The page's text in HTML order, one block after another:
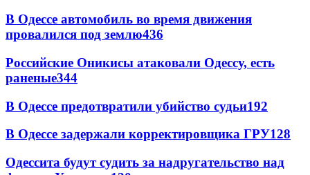
В Одессе автомобиль во время движения
провалился под землю436
Российские Оникисы атаковали Одессу, есть
раненые344
В Одессе предотвратили убийство судьи192
В Одессе задержали корректировщика ГРУ128
Одессита будут судить за надругательство над